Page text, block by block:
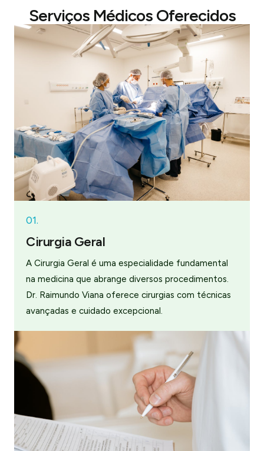
Serviços Médicos Oferecidos
01.
Cirurgia Geral
A Cirurgia Geral é uma especialidade fundamental
na medicina que abrange diversos procedimentos.
Dr. Raimundo Viana oferece cirurgias com técnicas
avançadas e cuidado excepcional.